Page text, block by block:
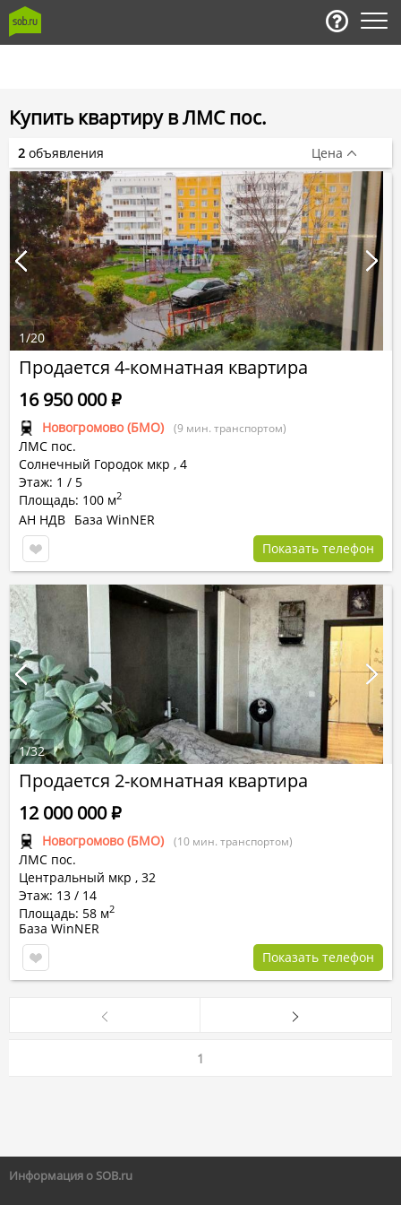
Купить квартиру в ЛМС пос.
Продается 4-комнатная квартира
Новогромово (БМО) (9 мин. транспортом)
ЛМС пос.
Солнечный Городок мкр , 4
Этаж: 1 / 5
Площадь: 100 м2
16 950 000Р
АН НДВ База WinNER
Показать телефон
1/20
Продается 2-комнатная квартира
Новогромово (БМО) (10 мин. транспортом)
ЛМС пос.
Центральный мкр , 32
Этаж: 13 / 14
Площадь: 58 м2
12 000 000Р
База WinNER
Показать телефон
1/32
2 объявления Цена
1
Информация о SOB.ru